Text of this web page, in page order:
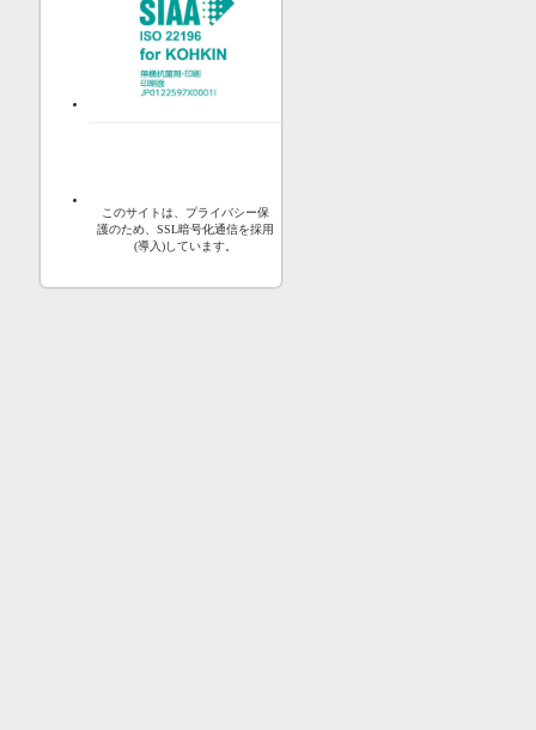
このサイトは、プライバシー保
護のため、SSL暗号化通信を採用
(導入)しています。